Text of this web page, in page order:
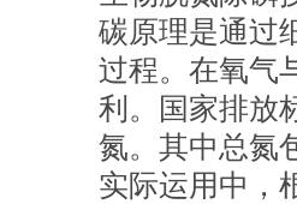
碳原理是通过
过程。在氧气
利。国家排放
氮。其中总氮
实际运用中，